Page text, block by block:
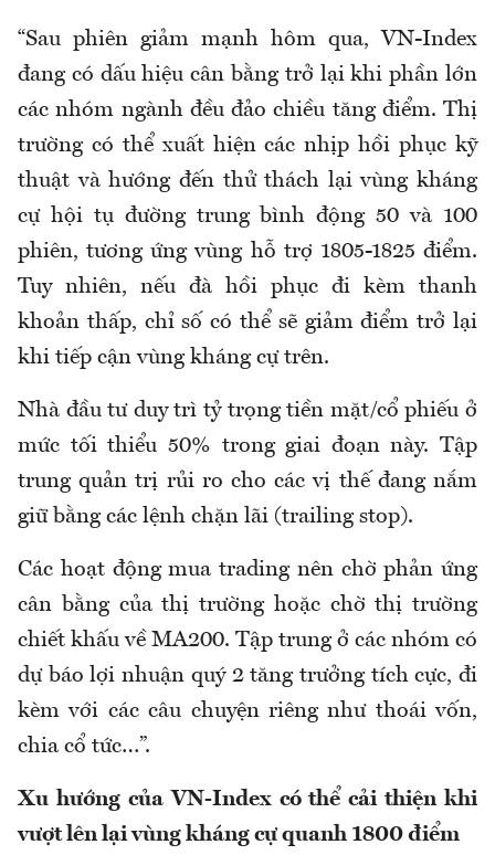
“Sau phiên giảm mạnh hôm qua, VN-Index
đang có dấu hiệu cân bằng trở lại khi phần lớn
các nhóm ngành đều đảo chiều tăng điểm. Thị
trường có thể xuất hiện các nhịp hồi phục kỹ
thuật và hướng đến thử thách lại vùng kháng
cự hội tụ đường trung bình động 50 và 100
phiên, tương ứng vùng hỗ trợ 1805-1825 điểm.
Tuy nhiên, nếu đà hồi phục đi kèm thanh
khoản thấp, chỉ số có thể sẽ giảm điểm trở lại
khi tiếp cận vùng kháng cự trên.
Nhà đầu tư duy trì tỷ trọng tiền mặt/cổ phiếu ở
mức tối thiểu 50% trong giai đoạn này. Tập
trung quản trị rủi ro cho các vị thế đang nắm
giữ bằng các lệnh chặn lãi (trailing stop).
Các hoạt động mua trading nên chờ phản ứng
cân bằng của thị trường hoặc chờ thị trường
chiết khấu về MA200. Tập trung ở các nhóm có
dự báo lợi nhuận quý 2 tăng trưởng tích cực, đi
kèm với các câu chuyện riêng như thoái vốn,
chia cổ tức…”.
Xu hướng của VN-Index có thể cải thiện khi
vượt lên lại vùng kháng cự quanh 1800 điểm